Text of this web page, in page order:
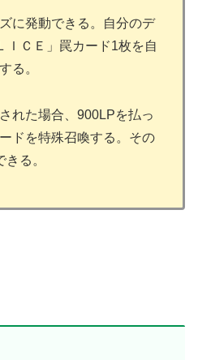
に発動できる。自分のデ
ＩＣＥ」罠カード1枚を自
る。
れた場合、900LPを払っ
ドを特殊召喚する。その
る。